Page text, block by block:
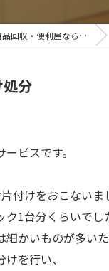
栃木県宇都宮の不用品回収・便利屋なら合同会社ライフサービス
分
ビスです。
付けをおこないま
1台分くらいでし
かいものが多いた
を行い、